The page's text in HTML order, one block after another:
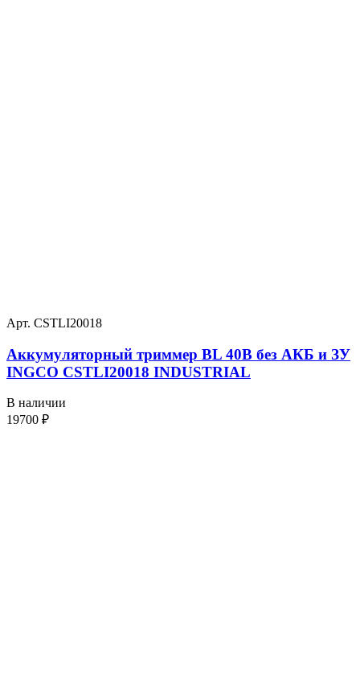
Арт. CSTLI20018
Аккумуляторный триммер BL 40В без АКБ и ЗУ
INGCO CSTLI20018 INDUSTRIAL
В наличии
19700 ₽